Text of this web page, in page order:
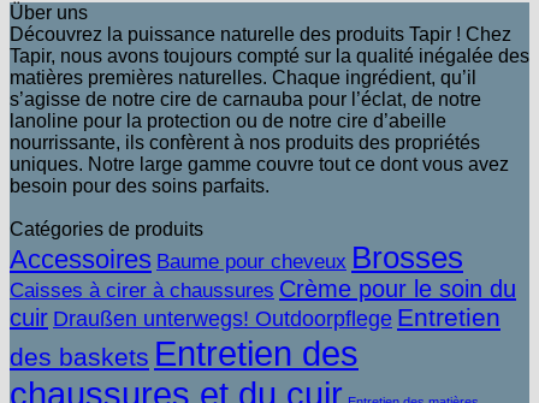
Über uns
Découvrez la puissance naturelle des produits Tapir ! Chez
Tapir, nous avons toujours compté sur la qualité inégalée des
matières premières naturelles. Chaque ingrédient, qu’il
s’agisse de notre cire de carnauba pour l’éclat, de notre
lanoline pour la protection ou de notre cire d’abeille
nourrissante, ils confèrent à nos produits des propriétés
uniques. Notre large gamme couvre tout ce dont vous avez
besoin pour des soins parfaits.
Catégories de produits
Accessoires Baume pour cheveux Brosses
Caisses à cirer à chaussures Crème pour le soin du
cuir Draußen unterwegs! Outdoorpflege Entretien
des baskets Entretien des
chaussures et du cuir